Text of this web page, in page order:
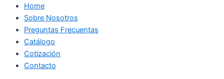
Home
Sobre Nosotros
Preguntas Frecuentas
Catálogo
Cotización
Contacto